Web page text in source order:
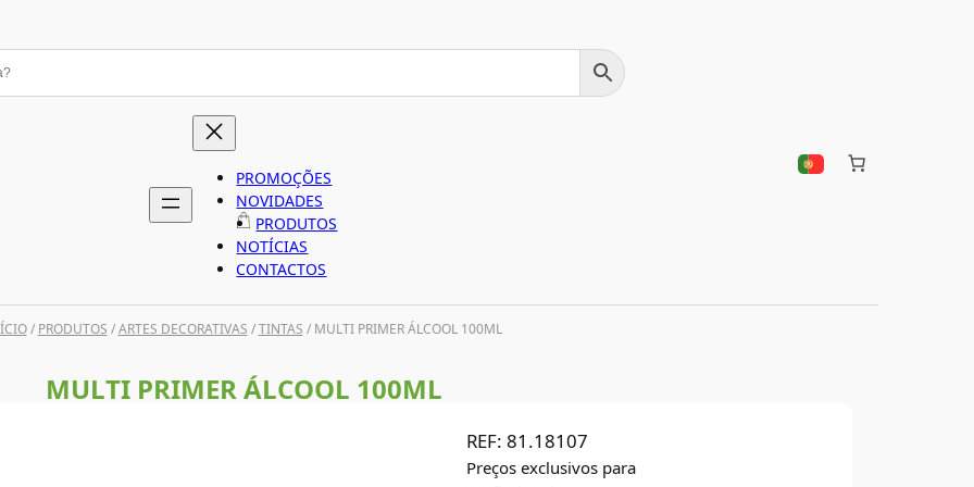
PROMOÇÕES
NOVIDADES
PRODUTOS
NOTÍCIAS
CONTACTOS
/ PRODUTOS /ARTES DECORATIVAS /TINTAS / MULTI PRIMER ÁLCOOL 100ML
MULTI PRIMER ÁLCOOL 100ML
REF: 81.18107
Preços exclusivos para